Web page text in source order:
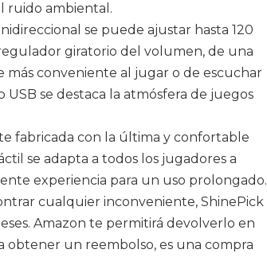
ruido ambiental.
se puede ajustar hasta 120
giratorio del volumen, de una
más conveniente al jugar o de escuchar
se destaca la atmósfera de juegos
fabricada con la última y confortable
se adapta a todos los jugadores a
experiencia para un uso prolongado.
cualquier inconveniente, ShinePick
Amazon te permitirá devolverlo en
obtener un reembolso, es una compra